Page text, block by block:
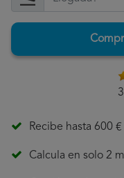
Recibe hasta 600
Calcula en solo 2